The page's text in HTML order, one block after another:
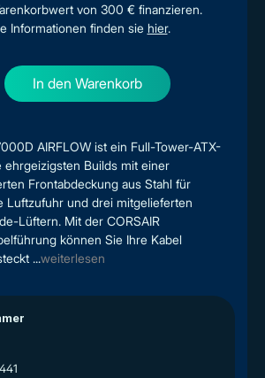
AIRFLOW ist ein Full-Tower-ATX-
ehrgeizigsten Builds mit einer
Frontabdeckung aus Stahl für
Luftzufuhr und drei mitgelieferten
Lüftern. Mit der CORSAIR
können Sie Ihre Kabel
...weiterlesen
von 300 € finanzieren.
Informationen finden sie hier.
In den Warenkorb